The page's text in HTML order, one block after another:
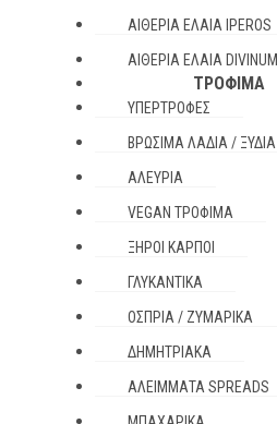
ΑΙΘΈΡΙΑ ΈΛΑΙΑ IPEROS
ΑΙΘΈΡΙΑ ΈΛΑΙΑ DIVINUM
ΤΡΌΦΙΜΑ
ΥΠΕΡΤΡΟΦΈΣ
ΒΡΏΣΙΜΑ ΛΆΔΙΑ / ΞΎΔΙΑ
ΑΛΕΎΡΙΑ
VEGAN ΤΡΌΦΙΜΑ
ΞΗΡΟΊ ΚΑΡΠΟΊ
ΓΛΥΚΑΝΤΙΚΆ
ΌΣΠΡΙΑ / ΖΥΜΑΡΙΚΆ
ΔΗΜΗΤΡΙΑΚΆ
ΑΛΕΊΜΜΑΤΑ SPREADS